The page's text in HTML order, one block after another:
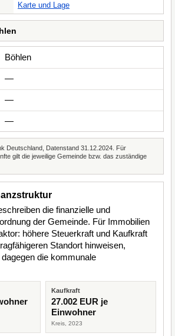
Karte und Lage
Böhlen
—
—
—
Deutschland, Datenstand 31.12.2024. Für
gilt die jeweilige Gemeinde bzw. das zuständige
die finanzielle und
der Gemeinde. Für Immobilien
höhere Steuerkraft und Kaufkraft
Standort hinweisen,
die kommunale
Kaufkraft
27.002 EUR je
Einwohner
Kreis, 2023